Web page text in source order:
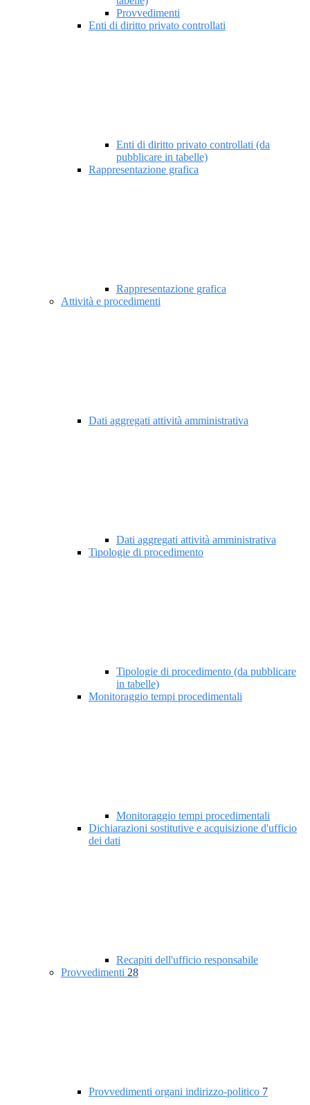
Provvedimenti
Enti di diritto privato controllati
Enti di diritto privato controllati (da
pubblicare in tabelle)
Rappresentazione grafica
Rappresentazione grafica
Attività e procedimenti
Dati aggregati attività amministrativa
Dati aggregati attività amministrativa
Tipologie di procedimento
Tipologie di procedimento (da pubblicare
in tabelle)
Monitoraggio tempi procedimentali
Monitoraggio tempi procedimentali
Dichiarazioni sostitutive e acquisizione d'ufficio
dei dati
Recapiti dell'ufficio responsabile
Provvedimenti 28
Provvedimenti organi indirizzo-politico 7